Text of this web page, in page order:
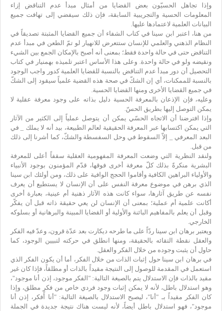
وإذا تجاهل الحسيّون بعض القضايا من أمثال مبدأ عدم التناقض إزاء
المعلومات الحسية والتجريبية السابقة، فإن ذلك سيفضي إلى تهافت جميع
البيانات العلمية لاعتمادها عليها.
من هنا، اعتبر ابن سينا في كتاب الشفاء أن جميع القضايا المثبتة تصديقاً في
النظام الذهني والعلمي للإنسان ستتعرض للانهيار لو تمّ الطعن في مبدأ عدم
التناقض حتى في حالة واحدة فقط؛ بمعنى أنه أصبح بالإمكان الجمع بين الشيء
ونقيضه ولو في حالة واحدة. وعلى هذا الأساس اعتبر تلميذه بهمنيار في كتاب
التحصيل أن دور مبدأ عدم التناقض بالنسبة للقضايا العلمية كدور واجب الوجود
بالنسبة للممكنات، أي إن الشكّ في صحة هذه القضية علمياً سيقود إلى الشكّ
في جميع القضايا الأخرى ومنها القضايا الحسية.
وعليه، فإن الإذعان بالمعرفة الحسية دليل بذاته على وجود معرفة عقلية لا
يمكن التوصل إليها بطريق الحسّ.
وإذا افترضنا أن الاتجاه الحسّي يمكن أن يتوصل عملياً إلى الكثير من الآثار
التي يمكن اكتسابها عبر المعرفة الحقيقية لعالم الطبيعة، بيد أنه لا يملك _ في
البعد المعرفي _ إلاّ السقوط في وحل السفسطة والشكّ، كما أشرنا إلى ذلك
من قبل.
ولنقد النظرية التي وضعت المعرفة المفهومية العقلية سقفاً أعلى للمعرفة
البشرية منكرةً بذلك كلّ معرفة أخرى فوقها، قدّم المؤمنون بوجود الأنبياء
والأولياء البراهين الكافية وأقاموا الحجج الوافية على ذلك، ومن أولئك ابن سينا
الذي برهن في موضوع معرفة النفس على أن الإنسان لا يستطيع أن يعرف
نفسه عن طريق آثارها، سواء كانت هذه الآثار ذهنية أم عينية، بعبارة أخرى
أكانت علمية أم عملية؛ بمعنى أن الإنسان لن يعي حقيقة ذاته قبل أن يفكّر
وقبل أن يعلم بالمفاهيم البائنة والأولية أو القضايا المبينة والبرهانية أو بسلوكه
الخارجي.
ويعتبر برهان ابن سينا ردّاً على ما طرحه ديكارت بعد عدّة قرون، وعدّ فيه الفكر
والعقل نقطة التقائه بالحقيقة، ومنها انطلق في حركته لتبيين الوجود، كما
حاول أن يثبت وجوده من خلال الفكر والعقل.
في برهان ابن سينا حول إثبات الذات من خلال الفكر، أما أن يكون الفكر الذي
استعمل في المقدمة للوصول إلى النتيجة مقيداً بالذات أو مطلقاً، فإذا كان غير
مقيد بالذات فإن الاستدلال يتم بالصيغة التالية: "الفكر موجود، إذن أنا موجود"،
وهو استدلال باطل، لأنه لا يمكن إثبات وجود فردي خاص من فكرٍ مطلق، وإذا
كان الفكر مقيداً بـ "أنا"، ليصبح الاستدلال بالصيغة التالية: "أنا أفكر، إذن أنا
موجود"، فهو استدلال باطل أيضاً، لأنه ليست هناك نتيجة جديدة في الجملة